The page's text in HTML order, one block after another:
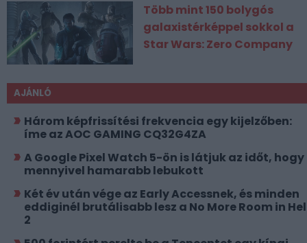
Több mint 150 bolygós
galaxistérképpel sokkol a
Star Wars: Zero Company
AJÁNLÓ
Három képfrissítési frekvencia egy kijelzőben:
íme az AOC GAMING CQ32G4ZA
A Google Pixel Watch 5-ön is látjuk az időt, hogy
mennyivel hamarabb lebukott
Két év után vége az Early Accessnek, és minden
eddiginél brutálisabb lesz a No More Room in
2